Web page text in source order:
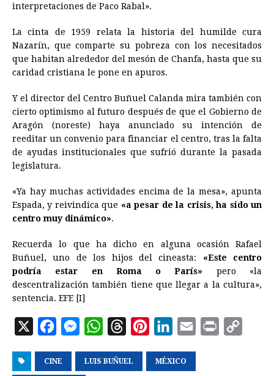
interpretaciones de Paco Rabal».
La cinta de 1959 relata la historia del humilde cura
Nazarín, que comparte su pobreza con los necesitados
que habitan alrededor del mesón de Chanfa, hasta que su
caridad cristiana le pone en apuros.
Y el director del Centro Buñuel Calanda mira también con
cierto optimismo al futuro después de que el Gobierno de
Aragón (noreste) haya anunciado su intención de
reeditar un convenio para financiar el centro, tras la falta
de ayudas institucionales que sufrió durante la pasada
legislatura.
«Ya hay muchas actividades encima de la mesa», apunta
Espada, y reivindica que «a pesar de la crisis, ha sido un
centro muy dinámico».
Recuerda lo que ha dicho en alguna ocasión Rafael
Buñuel, uno de los hijos del cineasta: «Este centro
podría estar en Roma o París» pero «la
descentralización también tiene que llegar a la cultura»,
sentencia. EFE [I]
X
c
M
W
a
r
n
n
CINE LUIS BUÑUEL MÉXICO